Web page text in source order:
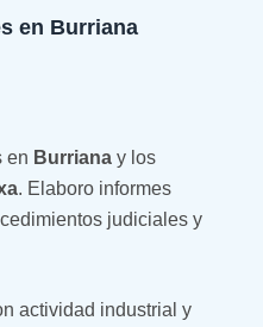
en Burriana
en Burriana y los
. Elaboro informes
judiciales y
actividad industrial y